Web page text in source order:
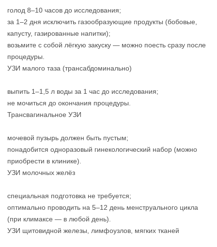
голод 8–10 часов до исследования;
за 1–2 дня исключить газообразующие продукты (бобовые,
капусту, газированные напитки);
возьмите с собой лёгкую закуску — можно поесть сразу после
процедуры.
УЗИ малого таза (трансабдоминально)
выпить 1–1,5 л воды за 1 час до исследования;
не мочиться до окончания процедуры.
Трансвагинальное УЗИ
мочевой пузырь должен быть пустым;
понадобится одноразовый гинекологический набор (можно
приобрести в клинике).
УЗИ молочных желёз
специальная подготовка не требуется;
оптимально проводить на 5–12 день менструального цикла
(при климаксе — в любой день).
УЗИ щитовидной железы, лимфоузлов, мягких тканей